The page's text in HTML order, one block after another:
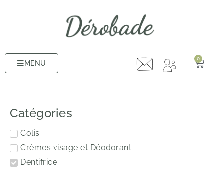
MENU
0
Catégories
Colis
Crèmes visage et Déodorant
Dentifrice